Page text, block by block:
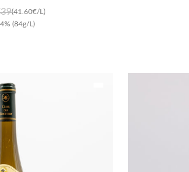
39(41.60€/L)
% (84g/L)